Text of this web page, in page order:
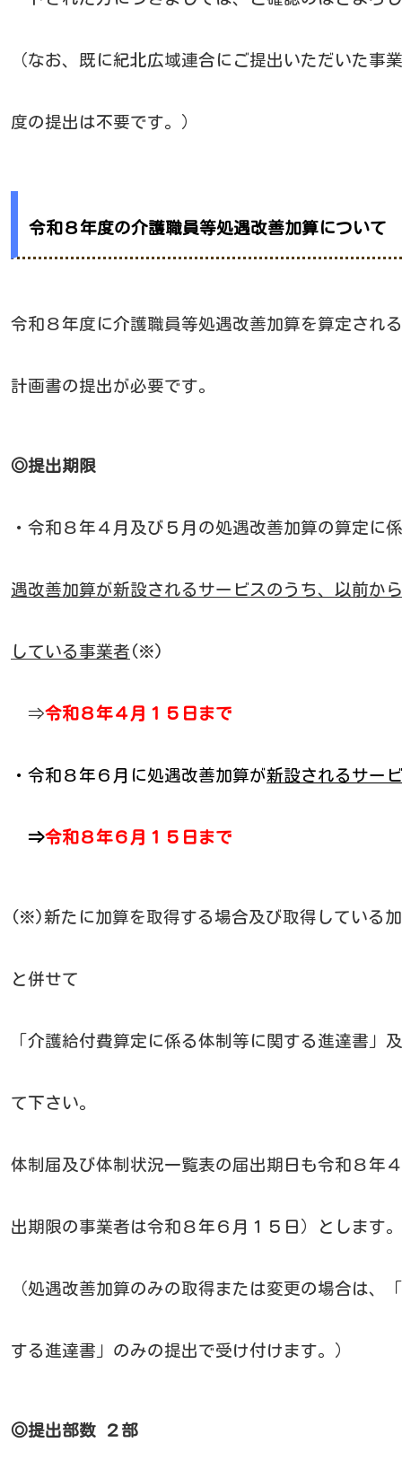
（なお、既に紀北広域連合にご提出いただいた事
度の提出は不要です。）
令和８年度の介護職員等処遇改善加算について
令和８年度に介護職員等処遇改善加算を算定され
計画書の提出が必要です。
◎提出期限
・令和８年４月及び５月の処遇改善加算の算定に
遇改善加算が新設されるサービスのうち、以前か
している事業者 (※)
⇒令和８年４月１５日まで
・令和８年６月に処遇改善加算が新設されるサー
⇒令和８年６月１５日まで
(※)新たに加算を取得する場合及び取得している
と併せて
「介護給付費算定に係る体制等に関する進達書」
て下さい。
体制届及び体制状況一覧表の届出期日も令和８年
出期限の事業者は令和８年６月１５日）とします。
（処遇改善加算のみの取得または変更の場合は、
する進達書」のみの提出で受け付けます。）
◎提出部数 ２部